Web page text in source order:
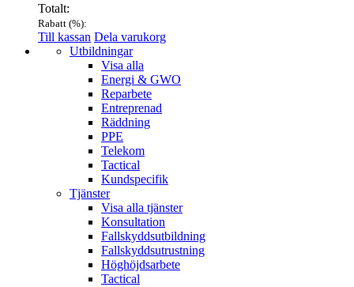
Totalt:
Rabatt (%):
Till kassan Dela varukorg
Menu Utbildningar
Visa alla
Energi & GWO
Reparbete
Entreprenad
Räddning
PPE
Telekom
Tactical
Kundspecifik
Tjänster
Visa alla tjänster
Konsultation
Fallskyddsutbildning
Fallskyddsutrustning
Höghöjdsarbete
Tactical